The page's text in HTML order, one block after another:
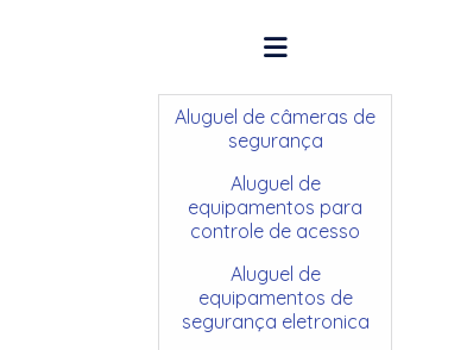
Aluguel de câmeras de
segurança
Aluguel de
equipamentos para
controle de acesso
Aluguel de
equipamentos de
segurança eletronica